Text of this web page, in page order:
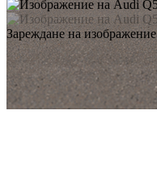
Зареждане на изображение